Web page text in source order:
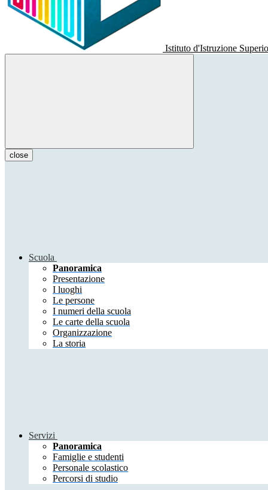
Istituto d'Istruzione
close
Scuola
Panoramica
Presentazione
I luoghi
Le persone
I numeri della scuola
Le carte della scuola
Organizzazione
La storia
Servizi
Panoramica
Famiglie e studenti
Personale scolastico
Percorsi di studio